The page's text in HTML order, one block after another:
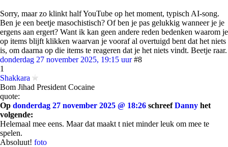
Sorry, maar zo klinkt half YouTube op het moment, typisch AI-song.
Ben je een beetje masochistisch? Of ben je pas gelukkig wanneer je je
ergens aan ergert? Want ik kan geen andere reden bedenken waarom je
op items blijft klikken waarvan je vooraf al overtuigd bent dat het niets
is, om daarna op die items te reageren dat je het niets vindt. Beetje raar.
donderdag 27 november 2025, 19:15 uur #8
1
Shakkara
Bom Jihad President Cocaine
quote:
Op donderdag 27 november 2025 @ 18:26 schreefDanny het
volgende:
Helemaal mee eens. Maar dat maakt t niet minder leuk om mee te
spelen.
Absoluut! foto